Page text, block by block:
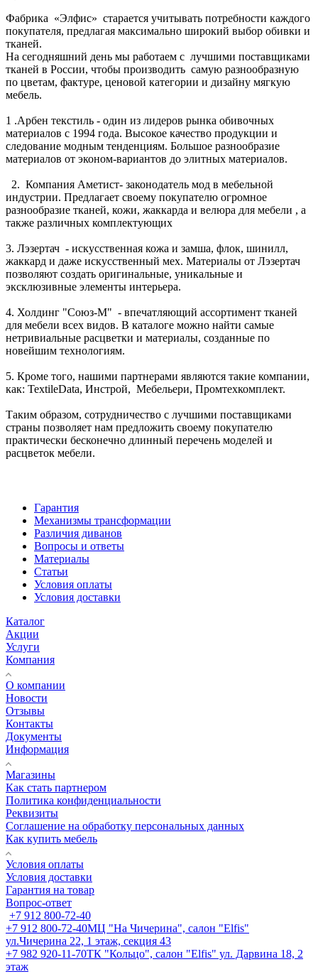
Фабрика «Элфис» старается учитывать потребности каждого
покупателя, предлагая максимально широкий выбор обивки и
тканей.
На сегодняшний день мы работаем с лучшими поставщиками
тканей в России, чтобы производить самую разнообразную
по цветам, фактуре, ценовой категории и дизайну мягкую
мебель.
1 .Арбен текстиль - один из лидеров рынка обивочных
материалов с 1994 года. Высокое качество продукции и
следование модным тенденциям. Большое разнообразие
материалов от эконом-вариантов до элитных материалов.
2. Компания Аметист- законодатель мод в мебельной
индустрии. Предлагает своему покупателю огромное
разнообразие тканей, кожи, жаккарда и велюра для мебели , а
также различных комплектующих
3. Лэзертач - искусственная кожа и замша, флок, шинилл,
жаккард и даже искусственный мех. Материалы от Лэзертач
позволяют создать оригинальные, уникальные и
эксклюзивные элементы интерьера.
4. Холдинг "Союз-М" - впечатляющий ассортимент тканей
для мебели всех видов. В каталоге можно найти самые
нетривиальные расцветки и материалы, созданные по
новейшим технологиям.
5. Кроме того, нашими партнерами являются такие компании,
как: TextileData, Инстрой, Мебельери, Промтехкомплект.
Таким образом, сотрудничество с лучшими поставщиками
страны позволяет нам предложить своему покупателю
практически бесконечно длинный перечень моделей и
расцветок мебели.
Гарантия
Механизмы трансформации
Различия диванов
Вопросы и ответы
Материалы
Статьи
Условия оплаты
Условия доставки
Каталог
Акции
Услуги
Компания
О компании
Новости
Отзывы
Контакты
Документы
Информация
Магазины
Как стать партнером
Политика конфиденциальности
Реквизиты
Соглашение на обработку персональных данных
Как купить мебель
Условия оплаты
Условия доставки
Гарантия на товар
Вопрос-ответ
+7 912 800-72-40
+7 912 800-72-40МЦ "На Чичерина", салон "Elfis"
ул.Чичерина 22, 1 этаж, секция 43
+7 982 920-11-70ТК "Кольцо", салон "Elfis" ул. Дарвина 18, 2
этаж